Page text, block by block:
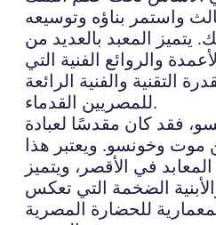
واستمر بناؤه وتوسيعه
يتميز المعبد بالعديد من
والروائع الفنية التي
التقنية والفنية الرائعة
للمصريين القدماء.
فقد كان مقدسًا لعبادة
موت وخونسو. ويعتبر هذا
في الأقصر، ويتميز
الضخمة التي تعكس
للحضارة المصرية